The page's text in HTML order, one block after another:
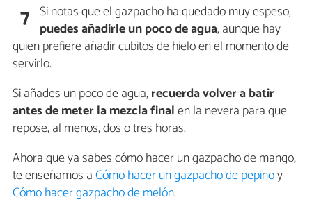
7 Si notas que el gazpacho ha quedado muy espeso,
puedes añadirle un poco de agua, aunque hay
quien prefiere añadir cubitos de hielo en el momento de
servirlo.
Si añades un poco de agua,recuerda volver a batir
antes de meter la mezcla finalen la nevera para que
repose, al menos, dos o tres horas.
Ahora que ya sabes cómo hacer un gazpacho de mango,
te enseñamos aCómo hacer un gazpacho de pepinoy
Cómo hacer gazpacho de melón.